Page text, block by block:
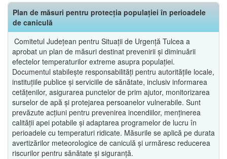
Plan de măsuri pentru protecția populației în perioadele
de caniculă
Comitetul Județean pentru Situații de Urgență Tulcea a
aprobat un plan de măsuri destinat prevenirii și diminuării
efectelor temperaturilor extreme asupra populației.
Documentul stabilește responsabilități pentru autoritățile locale,
instituțiile publice și serviciile de sănătate, inclusiv informarea
cetățenilor, asigurarea punctelor de prim ajutor, monitorizarea
surselor de apă și protejarea persoanelor vulnerabile. Sunt
prevăzute acțiuni pentru prevenirea incendiilor, menținerea
calității apei potabile și adaptarea programelor de lucru în
perioadele cu temperaturi ridicate. Măsurile se aplică pe durata
avertizărilor meteorologice de caniculă și urmăresc reducerea
riscurilor pentru sănătate și siguranță.